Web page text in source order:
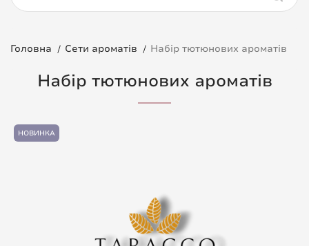
Головна Сети ароматів Набір тютюнових ароматів
Набір тютюнових ароматів
НОВИНКА